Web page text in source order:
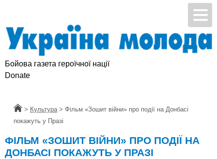
Бойова газета героїчної нації
Donate
Головна
> Культура > Фільм «Зошит війни» про події на Донбасі
покажуть у Празі
ФІЛЬМ «ЗОШИТ ВІЙНИ» ПРО ПОДІЇ НА
ДОНБАСІ ПОКАЖУТЬ У ПРАЗІ